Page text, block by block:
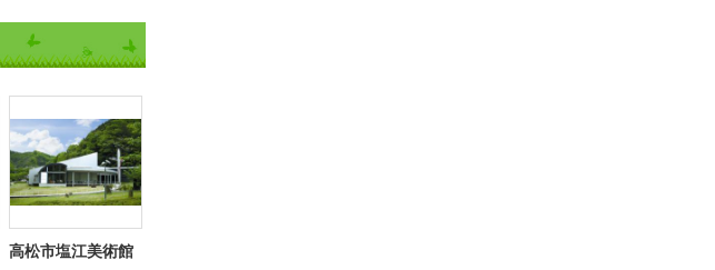
高松市塩江美術館